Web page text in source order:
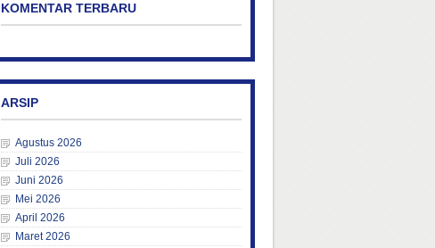
KOMENTAR TERBARU
ARSIP
Agustus 2026
Juli 2026
Juni 2026
Mei 2026
April 2026
Maret 2026